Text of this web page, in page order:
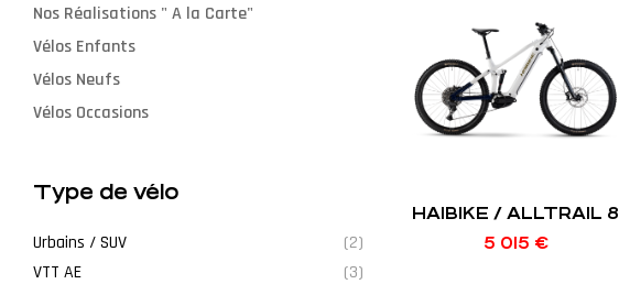
HAIBIKE / ALLTRAIL 8
5 015 €
Nos Réalisations " A la Carte"
Vélos Enfants
Vélos Neufs
Vélos Occasions
Type de vélo
Urbains / SUV
(2)
VTT AE
(3)